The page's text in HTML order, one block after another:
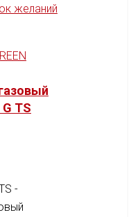
желаний
TS
-